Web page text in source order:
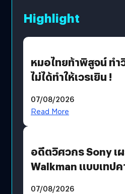
Highlight
หมอไทยท้าพิสูจน์ ทำ
ไม่ได้ทำให้เวรเยิน !
07/08/2026
Read More
อดีตวิศวกร Sony เ
Walkman แบบเทป
07/08/2026